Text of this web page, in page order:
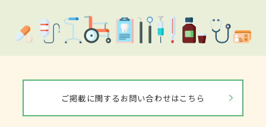
ご掲載に関するお問い合わせはこちら